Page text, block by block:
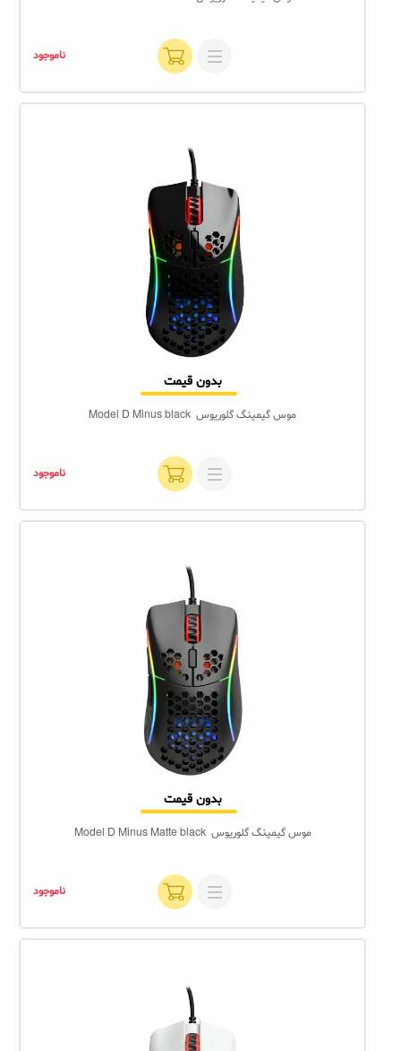
ناموجود
بدون قیمت
موس گیمینگ گلوریوس Model D Minus black
ناموجود
بدون قیمت
موس گیمینگ گلوریوس Model D Minus Matte black
ناموجود